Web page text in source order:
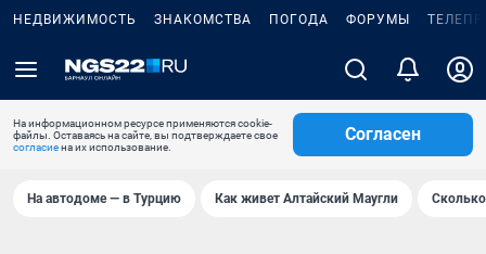
НЕДВИЖИМОСТЬ ЗНАКОМСТВА ПОГОДА ФОРУМЫ
На информационном ресурсе применяются cookie-
файлы. Оставаясь на сайте, вы подтверждаете свое
согласиена их использование.
Согласен
На автодоме — в Турцию Как живет Алтайский Маугли